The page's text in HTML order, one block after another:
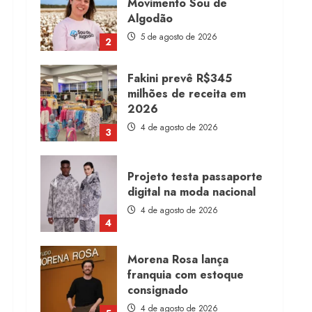
3
milhões de receita em
2026
4 de agosto de 2026
4
Projeto testa passaporte
digital na moda nacional
5
Morena Rosa lança
franquia com estoque
consignado
4 de agosto de 2026
Moda vende US$63,7
bilhões em produtos
licenciados
6 de agosto de 2026